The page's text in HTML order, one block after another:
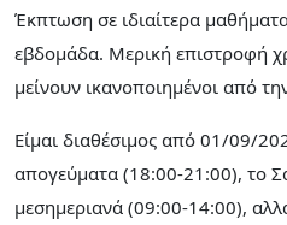
Έκπτωση σε ιδιαίτερα
εβδομάδα. Μερική επιστροφή
μείνουν ικανοποιημένοι από
Είμαι διαθέσιμος από 01/09/
απογεύματα (18:00-21:00), το
μεσημεριανά (09:00-14:00),